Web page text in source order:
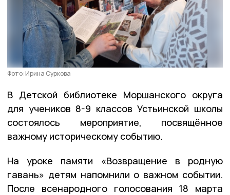
Фото: Ирина Суркова
В Детской библиотеке Моршанского округа
для учеников 8-9 классов Устьинской школы
состоялось мероприятие, посвящённое
важному историческому событию.
На уроке памяти «Возвращение в родную
гавань» детям напомнили о важном событии.
После всенародного голосования 18 марта